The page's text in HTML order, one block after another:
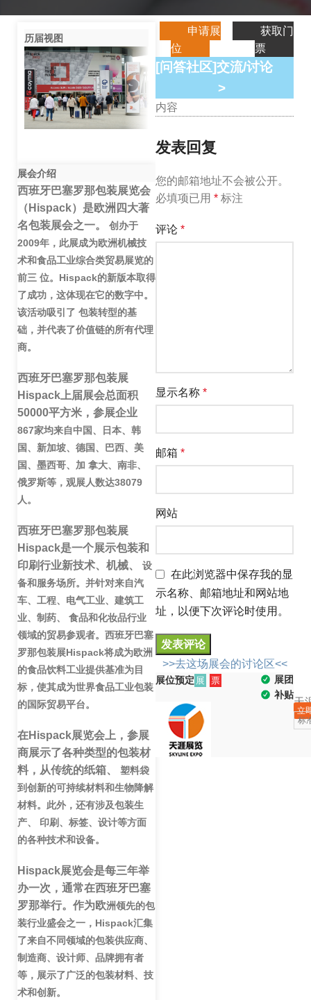
历届视图
展会介绍
西班牙巴塞罗那包装展览会
（ Hispack）是欧洲四大著
名包装展会之一。 创办于
2009年，此展成为欧洲机械技
术和食品工业综合类贸易展览的
前三 位。 Hispack的新版本取得
了成功，这体现在它的数字中。
该活动吸引了 包装转型的基
础，并代表了价值链的所有代理
商。
西班牙巴塞罗那包装展
Hispack 上届展会总面积
50000平方米，参展企业
867家均来自中国、日本、韩
国、新加坡、德国、巴西、美
国、墨西哥、加 拿大、南非、
俄罗斯等，观展人数达38079
人。
西班牙巴塞罗那包装展
Hispack是一个展示包装和
印刷行业新技术、机械、 设
备和服务场所。并针对来自汽
车、工程、电气工业、建筑工
业、制药、 食品和化妆品行业
领域的贸易参观者。西班牙巴塞
罗那包装展Hispack将成为欧洲
的食品饮料工业提供基准为目
标，使其成为世界食品工业包装
的国际贸易平台。
在Hispack展览会上，参展
商展示了各种类型的包装材
料，从传统的纸箱、 塑料袋
到创新的可持续材料和生物降解
材料。此外，还有涉及包装生
产、 印刷、标签、设计等方面
的各种技术和设备。
Hispack展览会是每三年举
办一次，通常在西班牙巴塞
罗那举行。作为欧洲领先的包
装行业盛会之一， Hispack汇集
了来自不同领域的包装供应商、
制造商、设计师、品牌拥有者
等，展示了广泛的包装材料、技
术和创新。
申请展
位
获取门
票
[问答社区]交流/讨论
>
内容
发表回复
您的邮箱地址不会被公开。
必填项已用 * 标注
评论 *
显示名称 *
邮箱 *
网站
在此浏览器中保存我的显
示名称、邮箱地址和网站地
址，以便下次评论时使用。
>>去这场展会的讨论区<<
展位预定 展 票
展团
补贴
天
立
标